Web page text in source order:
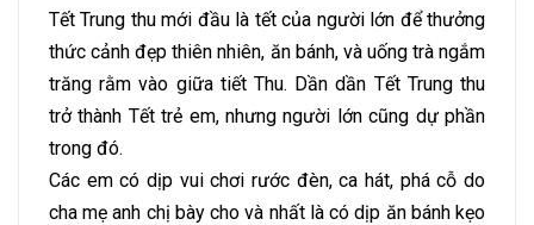
Tết Trung thu mới đầu là tết của người lớn để thưởng
thức cảnh đẹp thiên nhiên, ăn bánh, và uống trà ngắm
trăng rằm vào giữa tiết Thu. Dần dần Tết Trung thu
trở thành Tết trẻ em, nhưng người lớn cũng dự phần
trong đó.
Các em có dịp vui chơi rước đèn, ca hát, phá cỗ do
cha mẹ anh chị bày cho và nhất là có dịp ăn bánh kẹo